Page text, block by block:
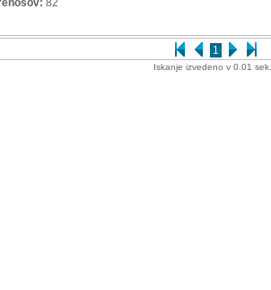
1
Iskanje izvedeno v 0.01 sek.